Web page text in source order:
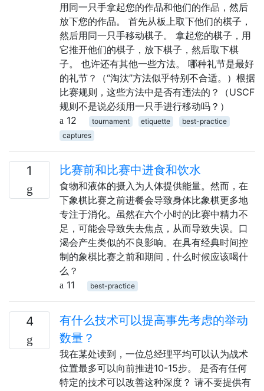
用同一只手拿起您的作品和他们的作品，然后
放下您的作品。 首先从板上取下他们的棋子，
然后用同一只手移动棋子。 拿起您的棋子，用
它推开他们的棋子，放下棋子，然后取下棋
子。 也许还有其他一些方法。 哪种礼节是最好
的礼节？（“淘汰”方法似乎特别不合适。）根据
比赛规则，这些方法中是否有违法的？（USCF
规则不是说必须用一只手进行移动吗？）
12
tournament etiquette
best-practice
captures
1 比赛前和比赛中进食和饮水
食物和液体的摄入为人体提供能量。然而，在
下象棋比赛之前进餐会导致身体比象棋更多地
专注于消化。虽然在六个小时的比赛中精力不
足，可能会导致失去焦点，从而导致失误。口
渴会产生类似的不良影响。在具有经典时间控
制的象棋比赛之前和期间，什么时候应该喝什
么？
11
best-practice
4
有什么技术可以提高事先考虑的举动
数量？
我在某处读到，一位总经理平均可以认为战术
位置最多可以向前推进10-15步。 是否有任何
特定的技术可以改善这种深度？ 请不要提供有